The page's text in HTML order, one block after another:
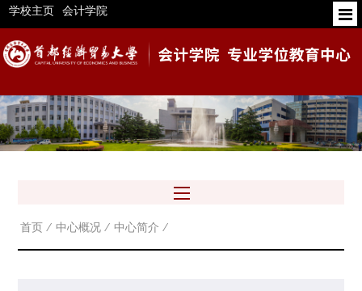
学校主页 会计学院
首页 ⁄ 中心概况 ⁄ 中心简介 ⁄